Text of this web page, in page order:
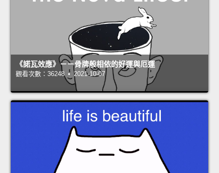
《諾瓦效應》－－骨牌般相依的好運與厄運
觀看次數：36248 • 2021-10-07